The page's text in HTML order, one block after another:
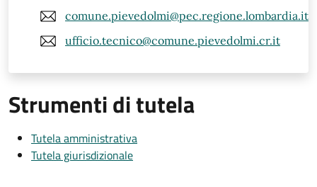
comune.pievedolmi@pec.regione.lombardia.it
ufficio.tecnico@comune.pievedolmi.cr.it
Strumenti di tutela
Tutela amministrativa
Tutela giurisdizionale